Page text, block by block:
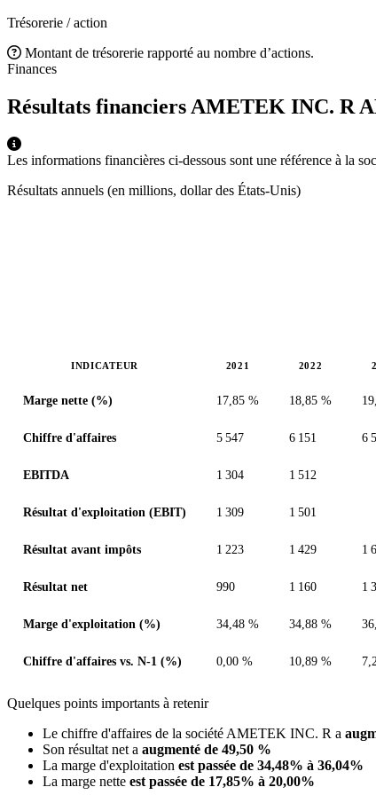
Trésorerie / action
Montant de trésorerie rapporté au nombre d’actions.
Finances
Résultats financiers AMETEK INC. R
Les informations financières ci-dessous sont une référence à la
Résultats annuels (en millions, dollar des États-Unis)
INDICATEUR 2021 2022
Marge nette (%) 17,85 % 18,85 %
Chiffre d'affaires 5 547 6 151 6
EBITDA 1 304 1 512
Résultat d'exploitation (EBIT) 1 309 1 501
Résultat avant impôts 1 223 1 429 1
Résultat net 990 1 160 1
Marge d'exploitation (%) 34,48 % 34,88 %
Chiffre d'affaires vs. N-1 (%) 0,00 % 10,89 %
Quelques points importants à retenir
Le chiffre d'affaires de la société AMETEK INC. R a
Son résultat net a augmenté de 49,50 %
La marge d'exploitation est passée de 34,48% à 36,04%
La marge nette est passée de 17,85% à 20,00%